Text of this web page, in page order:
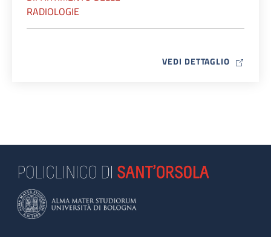
RADIOLOGIE
VEDI DETTAGLIO MAP ICON